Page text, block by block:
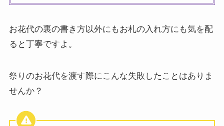
お花代の裏の書き方以外にもお札の入れ方にも気を配
ると丁寧ですよ。
祭りのお花代を渡す際にこんな失敗したことはありま
せんか？